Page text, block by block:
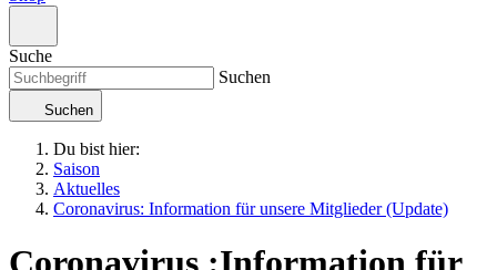
Suche
Suchen
Suchen
Du bist hier:
Saison
Aktuelles
Coronavirus: Information für unsere Mitglieder (Update)